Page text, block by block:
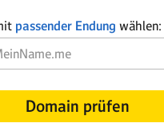
passender Endung wählen:
Domain prüfen